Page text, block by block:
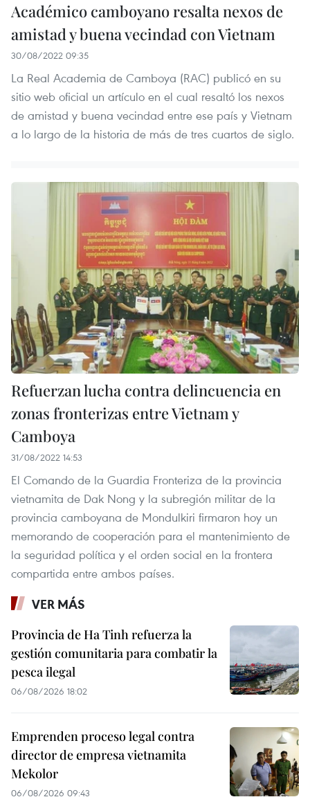
Académico camboyano resalta nexos de
amistad y buena vecindad con Vietnam
30/08/2022 09:35
La Real Academia de Camboya (RAC) publicó en su
sitio web oficial un artículo en el cual resaltó los nexos
de amistad y buena vecindad entre ese país y Vietnam
a lo largo de la historia de más de tres cuartos de siglo.
Refuerzan lucha contra delincuencia en
zonas fronterizas entre Vietnam y
Camboya
31/08/2022 14:53
El Comando de la Guardia Fronteriza de la provincia
vietnamita de Dak Nong y la subregión militar de la
provincia camboyana de Mondulkiri firmaron hoy un
memorando de cooperación para el mantenimiento de
la seguridad política y el orden social en la frontera
compartida entre ambos países.
VER MÁS
Provincia de Ha Tinh refuerza la
gestión comunitaria para combatir la
pesca ilegal
06/08/2026 18:02
Emprenden proceso legal contra
director de empresa vietnamita
Mekolor
06/08/2026 09:43